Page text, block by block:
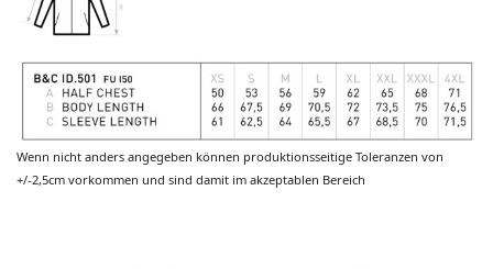
Wenn nicht anders angegeben können produktionsseitige Toleranzen von
+/-2,5cm vorkommen und sind damit im akzeptablen Bereich